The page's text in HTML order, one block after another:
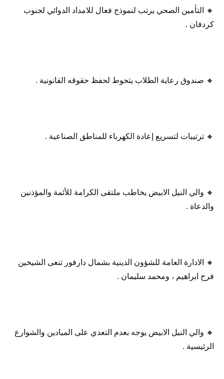
🔸 التأمين الصحي يرتب لنموذج فعال للامداد الدوائي لجنوب
كردفان .
🔸 صندوق رعاية الطلاب يتحوط لحفظ حقوقه القانونية .
🔸 ترتيبات لتسريع إعادة الكهرباء للمناطق الصناعية .
🔸 والي النيل الابيض يخاطب ملتقى الكرامة للأئمة والمؤذنين
والدعاة .
🔸 الادارة العامة للشؤون الدينية بشمال دارفور تنعى الشيخين
فرح ابراهيم ، ومحمد سليمان .
🔸 والي النيل الابيض يوجه بعدم التعدي على الميادين والشوارع
الرئيسية .